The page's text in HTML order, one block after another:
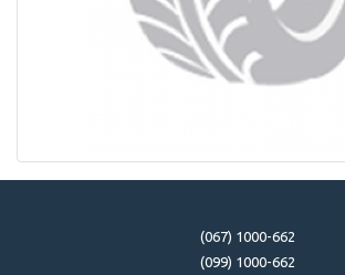
(067) 1000-662
(099) 1000-662